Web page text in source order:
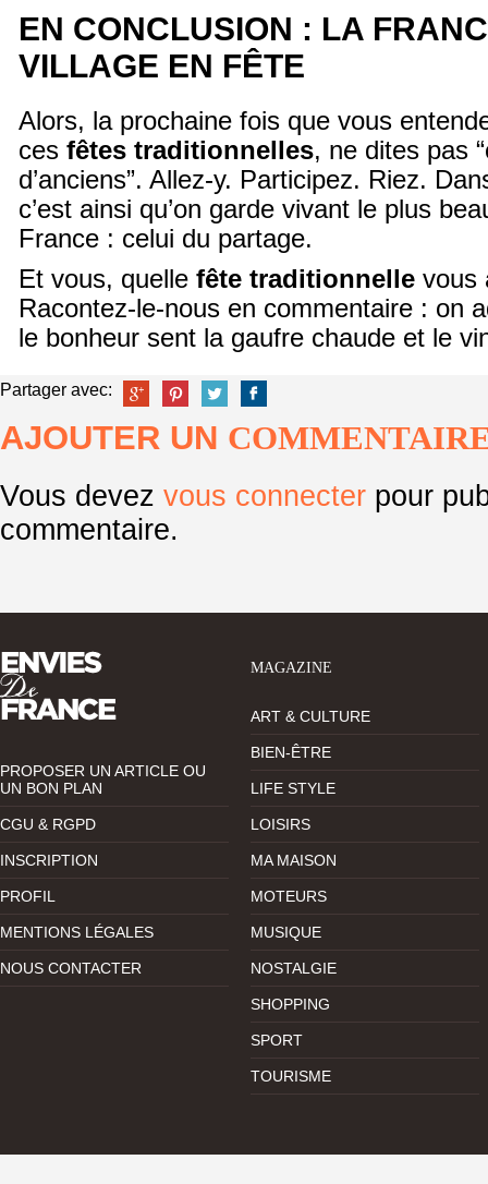
EN CONCLUSION : LA
VILLAGE EN FÊTE
Alors, la prochaine fois que vous
ces fêtes traditionnelles, ne dites pas
d’anciens”. Allez-y. Participez. Riez.
c’est ainsi qu’on garde vivant le plus
France : celui du partage.
Et vous, quelle fête traditionnelle vous
Racontez-le-nous en commentaire : on
le bonheur sent la gaufre chaude et le
Partager avec:
AJOUTER UN
Vous devez vous connecter pour
commentaire.
PROPOSER UN ARTICLE OU
UN BON PLAN
CGU & RGPD
INSCRIPTION
PROFIL
MENTIONS LÉGALES
NOUS CONTACTER
MAGAZINE
ART & CULTURE
BIEN-ÊTRE
LIFE STYLE
LOISIRS
MA MAISON
MOTEURS
MUSIQUE
NOSTALGIE
SHOPPING
SPORT
TOURISME